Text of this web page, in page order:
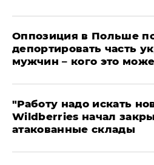
Оппозиция в Польше
депортировать часть
мужчин – кого это
"Работу надо искать
Wildberries начал
атакованные склады